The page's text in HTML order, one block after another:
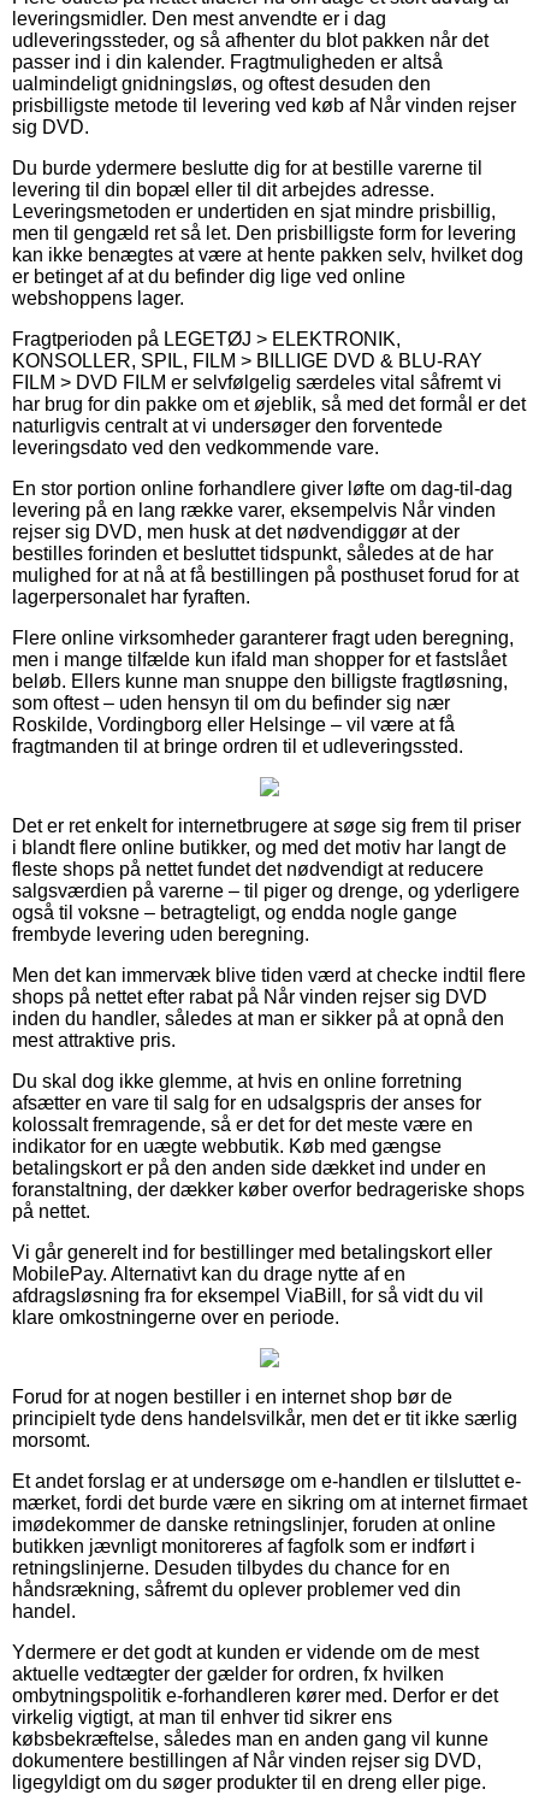
leveringsmidler. Den mest anvendte er i dag
udleveringssteder, og så afhenter du blot pakken når det
passer ind i din kalender. Fragtmuligheden er altså
ualmindeligt gnidningsløs, og oftest desuden den
prisbilligste metode til levering ved køb af Når vinden rejser
sig DVD.
Du burde ydermere beslutte dig for at bestille varerne til
levering til din bopæl eller til dit arbejdes adresse.
Leveringsmetoden er undertiden en sjat mindre prisbillig,
men til gengæld ret så let. Den prisbilligste form for levering
kan ikke benægtes at være at hente pakken selv, hvilket dog
er betinget af at du befinder dig lige ved online
webshoppens lager.
Fragtperioden på LEGETØJ > ELEKTRONIK,
KONSOLLER, SPIL, FILM > BILLIGE DVD & BLU-RAY
FILM > DVD FILM er selvfølgelig særdeles vital såfremt vi
har brug for din pakke om et øjeblik, så med det formål er det
naturligvis centralt at vi undersøger den forventede
leveringsdato ved den vedkommende vare.
En stor portion online forhandlere giver løfte om dag-til-dag
levering på en lang række varer, eksempelvis Når vinden
rejser sig DVD, men husk at det nødvendiggør at der
bestilles forinden et besluttet tidspunkt, således at de har
mulighed for at nå at få bestillingen på posthuset forud for at
lagerpersonalet har fyraften.
Flere online virksomheder garanterer fragt uden beregning,
men i mange tilfælde kun ifald man shopper for et fastslået
beløb. Ellers kunne man snuppe den billigste fragtløsning,
som oftest – uden hensyn til om du befinder sig nær
Roskilde, Vordingborg eller Helsinge – vil være at få
fragtmanden til at bringe ordren til et udleveringssted.
Det er ret enkelt for internetbrugere at søge sig frem til priser
i blandt flere online butikker, og med det motiv har langt de
fleste shops på nettet fundet det nødvendigt at reducere
salgsværdien på varerne – til piger og drenge, og yderligere
også til voksne – betragteligt, og endda nogle gange
frembyde levering uden beregning.
Men det kan immervæk blive tiden værd at checke indtil flere
shops på nettet efter rabat på Når vinden rejser sig DVD
inden du handler, således at man er sikker på at opnå den
mest attraktive pris.
Du skal dog ikke glemme, at hvis en online forretning
afsætter en vare til salg for en udsalgspris der anses for
kolossalt fremragende, så er det for det meste være en
indikator for en uægte webbutik. Køb med gængse
betalingskort er på den anden side dækket ind under en
foranstaltning, der dækker køber overfor bedrageriske shops
på nettet.
Vi går generelt ind for bestillinger med betalingskort eller
MobilePay. Alternativt kan du drage nytte af en
afdragsløsning fra for eksempel ViaBill, for så vidt du vil
klare omkostningerne over en periode.
Forud for at nogen bestiller i en internet shop bør de
principielt tyde dens handelsvilkår, men det er tit ikke særlig
morsomt.
Et andet forslag er at undersøge om e-handlen er tilsluttet e-
mærket, fordi det burde være en sikring om at internet firmaet
imødekommer de danske retningslinjer, foruden at online
butikken jævnligt monitoreres af fagfolk som er indført i
retningslinjerne. Desuden tilbydes du chance for en
håndsrækning, såfremt du oplever problemer ved din
handel.
Ydermere er det godt at kunden er vidende om de mest
aktuelle vedtægter der gælder for ordren, fx hvilken
ombytningspolitik e-forhandleren kører med. Derfor er det
virkelig vigtigt, at man til enhver tid sikrer ens
købsbekræftelse, således man en anden gang vil kunne
dokumentere bestillingen af Når vinden rejser sig DVD,
ligegyldigt om du søger produkter til en dreng eller pige.